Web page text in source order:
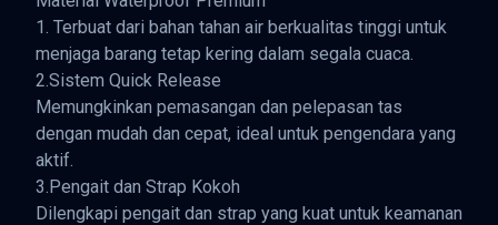
1. Terbuat dari bahan tahan air berkualitas tinggi untuk
menjaga barang tetap kering dalam segala cuaca.
2.Sistem Quick Release
Memungkinkan pemasangan dan pelepasan tas
dengan mudah dan cepat, ideal untuk pengendara yang
aktif.
3.Pengait dan Strap Kokoh
Dilengkapi pengait dan strap yang kuat untuk keamanan